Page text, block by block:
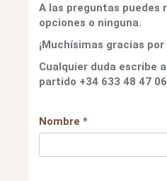
A las preguntas puedes
opciones o ninguna.
¡Muchísimas gracias
Cualquier duda escribe
partido +34 633 48 47
Nombre *